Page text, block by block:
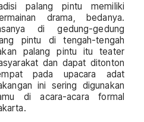
palang pintu memiliki
drama, bedanya.
di gedung-gedung
pintu di tengah-tengah
palang pintu itu teater
dan dapat ditonton
pada upacara adat
ini sering digunakan
di acara-acara formal